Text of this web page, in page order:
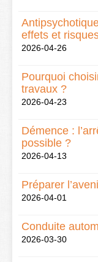
effets et
2026-04-26
Pourquoi
travaux ?
2026-04-23
Démence :
possible ?
2026-04-13
Préparer
2026-04-01
Conduite
2026-03-30